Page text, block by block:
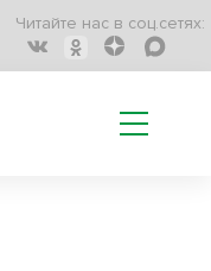
Читайте нас в соц.сетях: